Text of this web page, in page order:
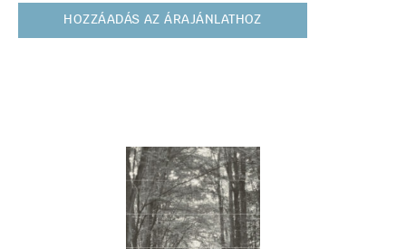
HOZZÁADÁS AZ ÁRAJÁNLATHOZ